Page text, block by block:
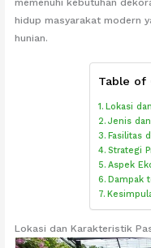
memenuhi kebutuhan
hidup masyarakat modern
hunian.
Table of
Lokasi
Jenis
Fasilitas
Strategi
Aspek
Dampak
Lokasi dan Karakteristik